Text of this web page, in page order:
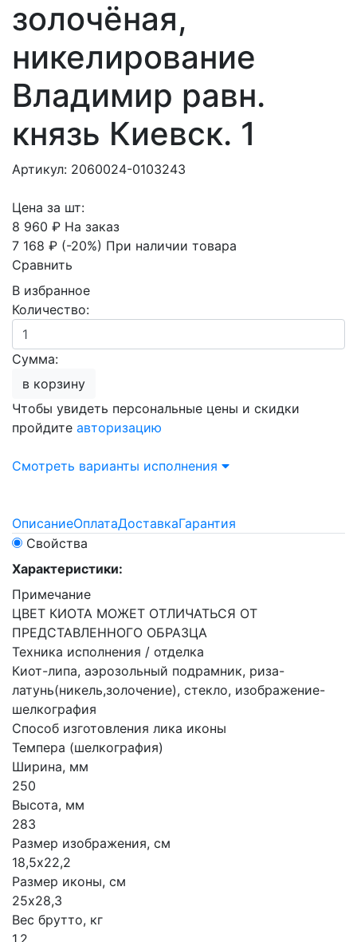
золочёная,
никелирование
Владимир равн.
князь Киевск. 1
Артикул: 2060024-0103243
Цена за шт:
8 960 ₽ На заказ
7 168 ₽ (-20%) При наличии товара
Сравнить
В избранное
Количество:
Сумма:
в корзину
Чтобы увидеть персональные цены и скидки
пройдите авторизацию
Смотреть варианты исполнения
ОписаниеОплатаДоставкаГарантия
Свойства
Характеристики:
Примечание
ЦВЕТ КИОТА МОЖЕТ ОТЛИЧАТЬСЯ ОТ
ПРЕДСТАВЛЕННОГО ОБРАЗЦА
Техника исполнения / отделка
Киот-липа, аэрозольный подрамник, риза-
латунь(никель,золочение), стекло, изображение-
шелкография
Способ изготовления лика иконы
Темпера (шелкография)
Ширина, мм
250
Высота, мм
283
Размер изображения, см
18,5х22,2
Размер иконы, см
25х28,3
Вес брутто, кг
1,2